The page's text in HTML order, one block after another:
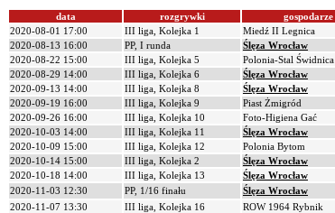
data rozgrywki gospodarze
2020-08-01 17:00
III liga, Kolejka 1 Miedź II Legnica
2020-08-13 16:00
PP, I runda Ślęza Wrocław
2020-08-22 15:00
III liga, Kolejka 5 Polonia-Stal Świdnica
2020-08-29 14:00
III liga, Kolejka 6 Ślęza Wrocław
2020-09-13 14:00
III liga, Kolejka 8 Ślęza Wrocław
2020-09-19 16:00
III liga, Kolejka 9 Piast Żmigród
2020-09-26 16:00
III liga, Kolejka 10 Foto-Higiena Gać
2020-10-03 14:00
III liga, Kolejka 11 Ślęza Wrocław
2020-10-09 15:00
III liga, Kolejka 12 Polonia Bytom
2020-10-14 15:00
III liga, Kolejka 2 Ślęza Wrocław
2020-10-18 14:00
III liga, Kolejka 13 Ślęza Wrocław
2020-11-03 12:30
PP, 1/16 finału Ślęza Wrocław
2020-11-07 13:30
III liga, Kolejka 16 ROW 1964 Rybnik